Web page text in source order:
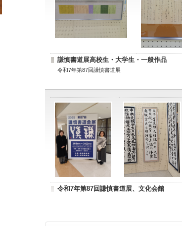
謙慎書道展高校生・大学生・一般作品
令和7年第87回謙慎書道展
令和7年第87回謙慎書道展、文化会館